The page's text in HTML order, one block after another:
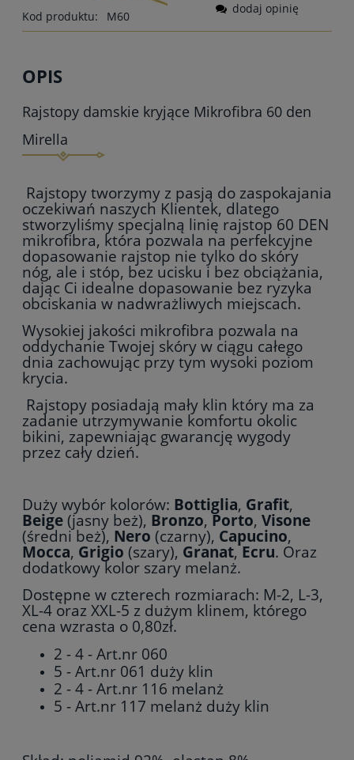
Kod produktu:
M60
dodaj opinię
OPIS
Rajstopy damskie kryjące Mikrofibra 60 den
Mirella
Rajstopy tworzymy z pasją do zaspokajania
oczekiwań naszych Klientek, dlatego
stworzyliśmy specjalną linię rajstop 60 DEN
mikrofibra, która pozwala na perfekcyjne
dopasowanie rajstop nie tylko do skóry
nóg, ale i stóp, bez ucisku i bez obciążania,
dając Ci idealne dopasowanie bez ryzyka
obciskania w nadwrażliwych miejscach.
Wysokiej jakości mikrofibra pozwala na
oddychanie Twojej skóry w ciągu całego
dnia zachowując przy tym wysoki poziom
krycia.
Rajstopy posiadają mały klin który ma za
zadanie utrzymywanie komfortu okolic
bikini, zapewniając gwarancję wygody
przez cały dzień.
Duży wybór kolorów: Bottiglia, Grafit,
Beige (jasny beż), Bronzo,Porto, Visone
(średni beż), Nero (czarny), Capucino,
Mocca, Grigio (szary), Granat,Ecru. Oraz
dodatkowy kolor szary melanż.
Dostępne w czterech rozmiarach: M-2, L-3,
XL-4 oraz XXL-5 z dużym klinem, którego
cena wzrasta o 0,80zł.
2 - 4 - Art.nr 060
5 - Art.nr 061 duży klin
2 - 4 - Art.nr 116 melanż
5 - Art.nr 117 melanż duży klin